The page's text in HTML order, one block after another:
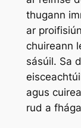
thugann
ar
chuireann
sásúil. Sa
agus
rud a